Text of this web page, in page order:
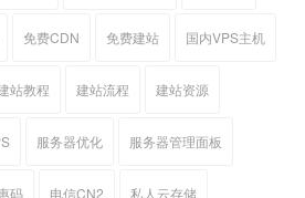
免费CDN 免费建站 国内VPS主机
站教程 建站流程 建站资源
服务器优化 服务器管理面板
码 电信CN2 私人云存储